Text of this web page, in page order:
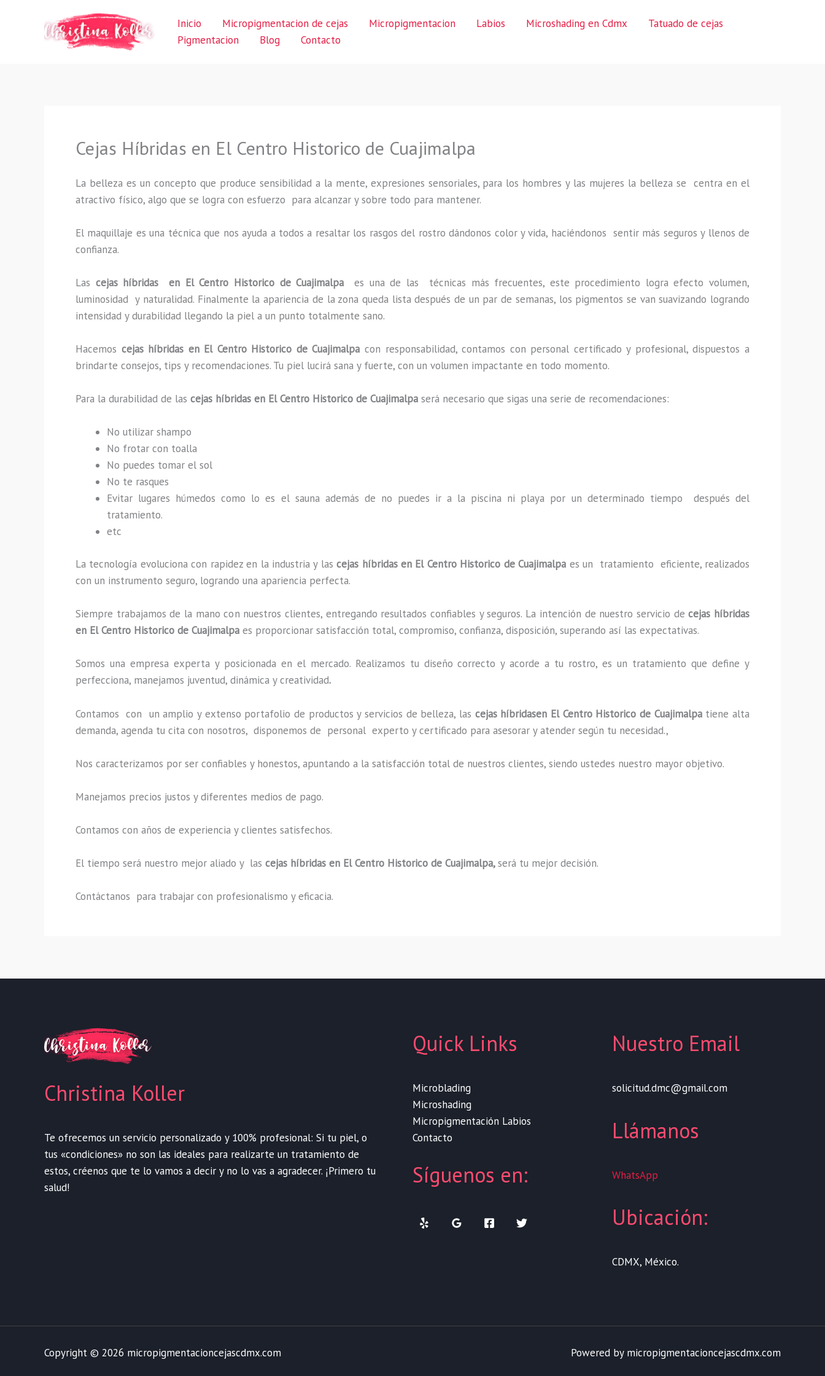
Inicio Micropigmentacion de cejas Micropigmentacion Labios Microshading en Cdmx
Tatuado de cejas
Pigmentacion
Blog Contacto
Cejas Híbridas en El Centro Historico de Cuajimalpa
La belleza es un concepto que produce sensibilidad a la mente, expresiones sensoriales, para los hombres y las mujeres la belleza se centra en el
atractivo físico, algo que se logra con esfuerzo para alcanzar y sobre todo para mantener.
El maquillaje es una técnica que nos ayuda a todos a resaltar los rasgos del rostro dándonos color y vida, haciéndonos sentir más seguros y llenos de
confianza.
Las cejas híbridas en El Centro Historico de Cuajimalpaes una de las técnicas más frecuentes, este procedimiento logra efecto volumen,
luminosidad y naturalidad. Finalmente la apariencia de la zona queda lista después de un par de semanas, los pigmentos se van suavizando logrando
intensidad y durabilidad llegando la piel a un punto totalmente sano.
Hacemos cejas híbridas en El Centro Historico de Cuajimalpa con responsabilidad, contamos con personal certificado y profesional, dispuestos a
brindarte consejos, tips y recomendaciones. Tu piel lucirá sana y fuerte, con un volumen impactante en todo momento.
Para la durabilidad de las cejas híbridas en El Centro Historico de Cuajimalpa será necesario que sigas una serie de recomendaciones:
No utilizar shampo
No frotar con toalla
No puedes tomar el sol
No te rasques
Evitar lugares húmedos como lo es el sauna además de no puedes ir a la piscina ni playa por un determinado tiempo después del
tratamiento.
etc
La tecnología evoluciona con rapidez en la industria y lascejas híbridas en El Centro Historico de Cuajimalpa es un tratamiento eficiente, realizados
con un instrumento seguro, logrando una apariencia perfecta.
Siempre trabajamos de la mano con nuestros clientes, entregando resultados confiables y seguros. La intención de nuestro servicio decejas híbridas
en El Centro Historico de Cuajimalpa es proporcionar satisfacción total, compromiso, confianza, disposición, superando así las expectativas.
Somos una empresa experta y posicionada en el mercado. Realizamos tu diseño correcto y acorde a tu rostro, es un tratamiento que define y
perfecciona, manejamos juventud, dinámica y creatividad.
Contamos con un amplio y extenso portafolio de productos y servicios de belleza, las cejas híbridasen El Centro Historico de Cuajimalpatiene alta
demanda, agenda tu cita con nosotros, disponemos de personal experto y certificado para asesorar y atender según tu necesidad.,
Nos caracterizamos por ser confiables y honestos, apuntando a la satisfacción total de nuestros clientes, siendo ustedes nuestro mayor objetivo.
Manejamos precios justos y diferentes medios de pago.
Contamos con años de experiencia y clientes satisfechos.
El tiempo será nuestro mejor aliado y las cejas híbridas en El Centro Historico de Cuajimalpa,será tu mejor decisión.
Contáctanos para trabajar con profesionalismo y eficacia.
Christina Koller
Te ofrecemos un servicio personalizado y 100% profesional: Si tu piel, o
tus «condiciones» no son las ideales para realizarte un tratamiento de
estos, créenos que te lo vamos a decir y no lo vas a agradecer. ¡Primero tu
salud!
Quick Links
Microblading
Microshading
Micropigmentación Labios
Contacto
Síguenos en:
Nuestro Email
solicitud.dmc@gmail.com
Llámanos
WhatsApp
Ubicación:
CDMX, México.
Copyright © 2026 micropigmentacioncejascdmx.com Powered by micropigmentacioncejascdmx.com